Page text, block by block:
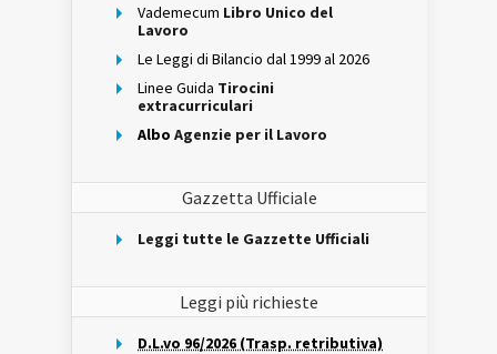
Vademecum Libro Unico del
Lavoro
Le Leggi di Bilancio dal 1999 al 2026
Linee Guida Tirocini
extracurriculari
Albo Agenzie per il Lavoro
Gazzetta Ufficiale
Leggi tutte le Gazzette Ufficiali
Leggi più richieste
D.L.vo 96/2026 (Trasp. retributiva)